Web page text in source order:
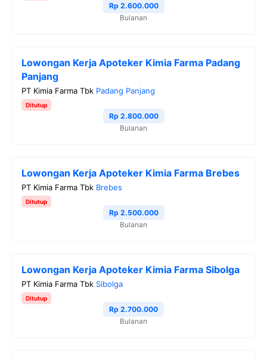
Rp 2.600.000
Bulanan
Lowongan Kerja Apoteker Kimia Farma Padang
Panjang
PT Kimia Farma Tbk Padang Panjang
Ditutup
Rp 2.800.000
Bulanan
Lowongan Kerja Apoteker Kimia Farma Brebes
PT Kimia Farma Tbk Brebes
Ditutup
Rp 2.500.000
Bulanan
Lowongan Kerja Apoteker Kimia Farma Sibolga
PT Kimia Farma Tbk Sibolga
Ditutup
Rp 2.700.000
Bulanan